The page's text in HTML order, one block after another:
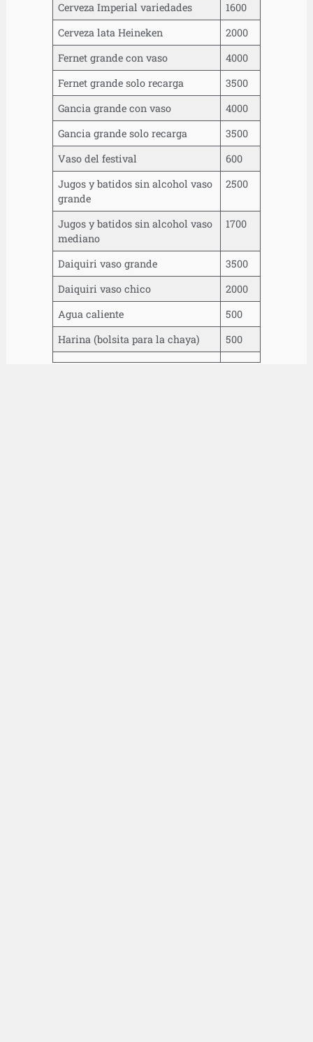
Cerveza Imperial variedades
1600
Cerveza lata Heineken
2000
Fernet grande con vaso
4000
Fernet grande solo recarga
3500
Gancia grande con vaso
4000
Gancia grande solo recarga
3500
Vaso del festival
600
Jugos y batidos sin alcohol vaso
grande
2500
Jugos y batidos sin alcohol vaso
mediano
1700
Daiquiri vaso grande
3500
Daiquiri vaso chico
2000
Agua caliente
500
Harina (bolsita para la chaya)
500